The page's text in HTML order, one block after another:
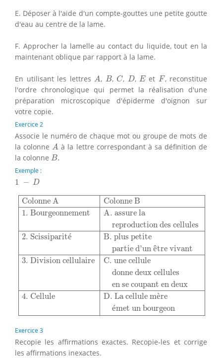
E. Déposer à l'aide d'un compte-gouttes une petite goutte
d'eau au centre de la lame.
F. Approcher la lamelle au contact du liquide, tout en la
maintenant oblique par rapport à la lame.
En utilisant les lettres A
A , B
B, C
C, D
D, E
Eet F
F, reconstitue
l'ordre chronologique qui permet la réalisation d'une
préparation microscopique d'épiderme d'oignon sur
votre copie.
Exercice 2
Associe le numéro de chaque mot ou groupe de mots de
la colonne A
A à la lettre correspondant à sa définition de
la colonne B.
B.
Exemple :
1 − D
1 D
Colonne A
Colonne B
1. Bourgeonnement
A. assure la
reproduction des cellules
2. Scissiparité
B. plus petite
partie d'un être vivant
3. Division cellulaire
C. une cellule
donne deux cellules
en se coupant en deux
4. Cellule
D. La cellule mère
émet un bourgeon
Colonne AColonne B1. BourgeonnementA. assure la
Exercice 3
Recopie les affirmations exactes. Recopie-les et corrige
les affirmations inexactes.